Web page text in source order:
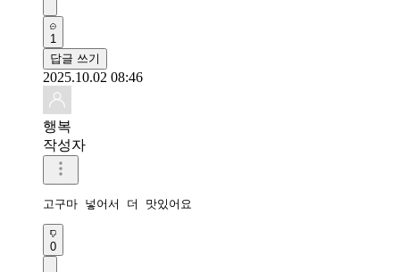
1
답글 쓰기
2025.10.02 08:46
행복
작성자
고구마 넣어서 더 맛있어요
0